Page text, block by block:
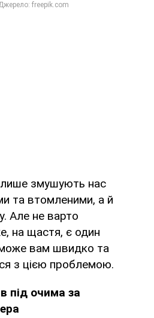
змушують нас
та втомленими, а й
Але не варто
на щастя, є один
вам швидко та
з цією проблемою.
під очима за